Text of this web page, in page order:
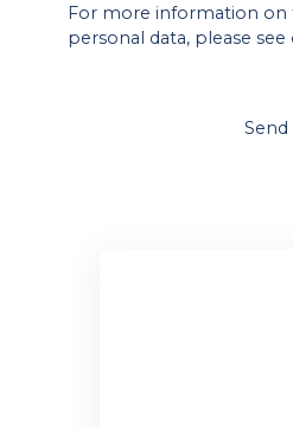
For more information on
personal data, please see
Send